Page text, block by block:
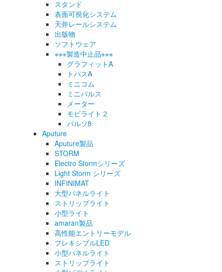
スタンド
表面可視化システム
天井レールシステム
出版物
ソフトウェア
※※※製造中止品※※※
グラフィットA
トパスA
ミニコム
ミニパルス
メーター
モビライト２
パルソ8
Aputure
Aputure製品
STORM
Electro Stormシリーズ
Light Storm シリーズ
INFINIMAT
大型パネルライト
ストリップライト
小型ライト
amaran製品
高性能エントリーモデル
フレキシブルLED
小型パネルライト
ストリップライト